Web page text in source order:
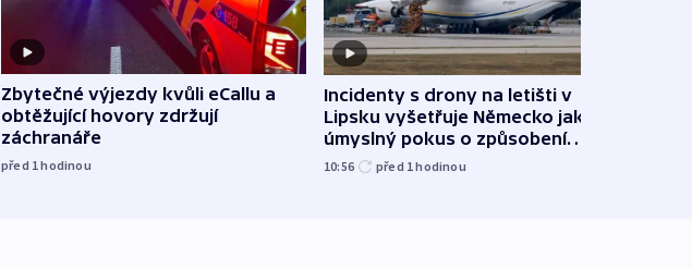
Zbytečné výjezdy kvůli eCallu a
obtěžující hovory zdržují
záchranáře
před 1hodinou
Incidenty s drony na letišti v
Lipsku vyšetřuje Německo jako
úmyslný pokus o způsobení
exploze
10:56 před 1hodinou